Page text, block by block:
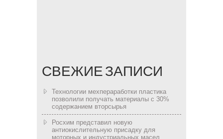
СВЕЖИЕ ЗАПИСИ
Технологии мехпераработки пластика
позволили получать материалы с 30%
содержанием вторсырья
Росхим представил новую
антиокислительную присадку для
моторных и индустриальных масел